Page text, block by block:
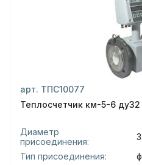
арт. ТПС10077
Теплосчетчик км-5-6 ду32
Диаметр
присоединения:
Тип присоединения: